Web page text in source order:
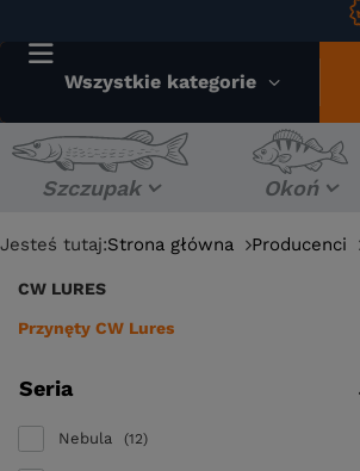
Wszystkie kategorie
Szczupak Okoń
Jesteś tutaj:Strona główna Producenci
CW LURES
Przynęty CW Lures
Seria
Nebula 12